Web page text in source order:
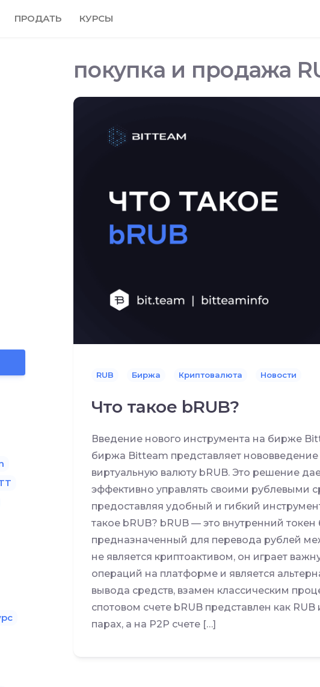
ПРОДАТЬ КУРСЫ
покупка и продажа
RUB Биржа Криптовалюта Новости
Что такое bRUB?
Введение нового инструмента на бирже
биржа Bitteam представляет
виртуальную валюту bRUB. Это решение
эффективно управлять своими рублевыми
предоставляя удобный и гибкий
такое bRUB? bRUB — это внутренний
предназначенный для перевода рублей
не является криптоактивом, он играет
операций на платформе и является
вывода средств, взамен классическим
спотовом счете bRUB представлен как
парах, а на P2P счете […]